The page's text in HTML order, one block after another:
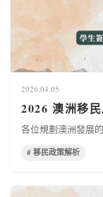
2026.04.05
2026 澳洲移
各位規劃澳洲發展
# 移民政策解析